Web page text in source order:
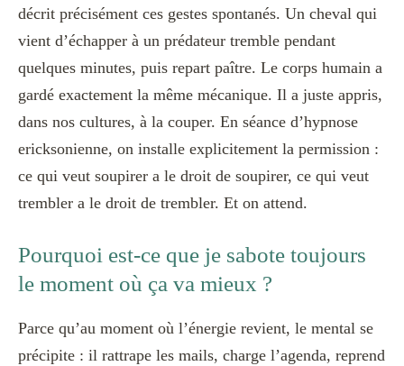
décrit précisément ces gestes spontanés. Un cheval qui
vient d’échapper à un prédateur tremble pendant
quelques minutes, puis repart paître. Le corps humain a
gardé exactement la même mécanique. Il a juste appris,
dans nos cultures, à la couper. En séance d’hypnose
ericksonienne, on installe explicitement la permission :
ce qui veut soupirer a le droit de soupirer, ce qui veut
trembler a le droit de trembler. Et on attend.
Pourquoi est-ce que je sabote toujours
le moment où ça va mieux ?
Parce qu’au moment où l’énergie revient, le mental se
précipite : il rattrape les mails, charge l’agenda, reprend